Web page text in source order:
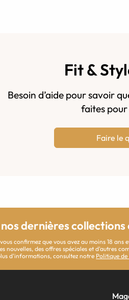
Fit &
Besoin d’aide pour savoir
faites pour
Faire le
dernières
confirmez que vous avez au moins 18
nouvelles, des offres spéciales et d'autres
d'informations, consultez notre Politique